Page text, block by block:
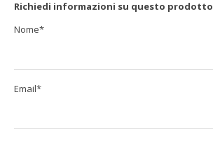
Richiedi informazioni su questo prodotto
Nome*
Email*